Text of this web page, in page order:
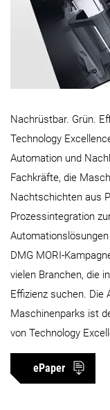
Nachrüstbar. Grün.
Technology
Automation und
Fachkräfte, die
Nachtschichten aus
Prozessintegration
DMG MORI-
vielen Branchen, die
Effizienz suchen. Die
Maschinenparks ist
von Technology
ePaper